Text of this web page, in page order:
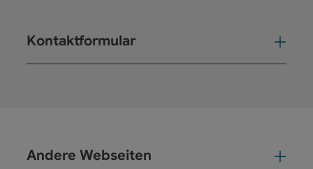
Kontaktformular
Andere Webseiten